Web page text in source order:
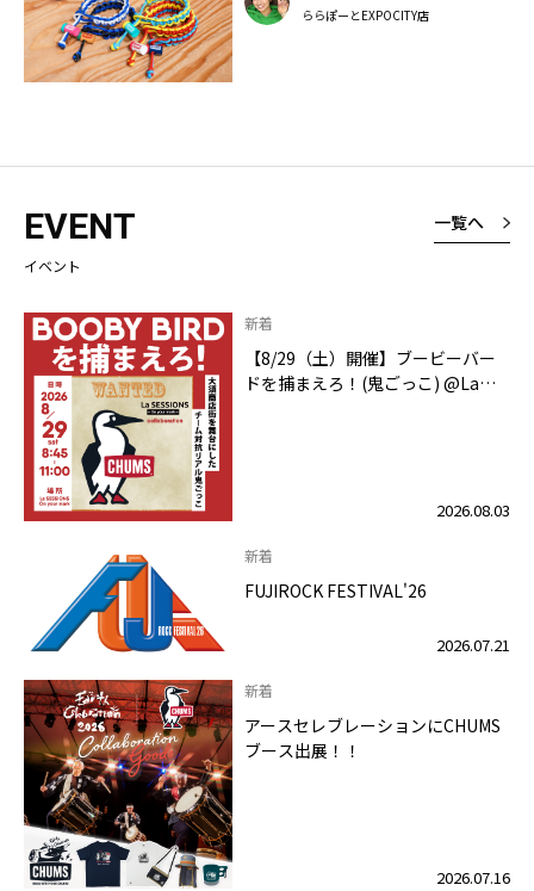
ららぽーとEXPOCITY店
EVENT
イベント
一覧へ
新着
【8/29（土）開催】ブービーバー
ドを捕まえろ！(鬼ごっこ) @La
2026.08.03
新着
FUJIROCK FESTIVAL'26
2026.07.21
新着
アースセレブレーションにCHUMS
ブース出展！！
2026.07.16